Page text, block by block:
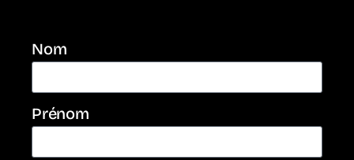
Nom
Prénom